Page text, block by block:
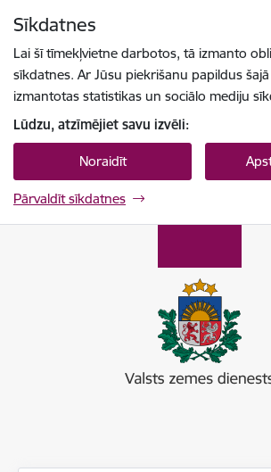
Sīkdatnes
Lai šī tīmekļvietne darbotos, tā izmanto
sīkdatnes. Ar Jūsu piekrišanu papildus
izmantotas statistikas un sociālo mediju
Lūdzu, atzīmējiet savu izvēli:
Noraidīt
Pārvaldīt sīkdatnes